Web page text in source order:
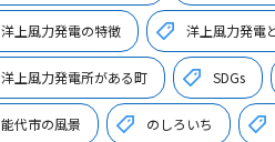
洋上風力発電の特徴 洋上風力発電
洋上風力発電所がある町 SDGs
能代市の風景 のしろいち